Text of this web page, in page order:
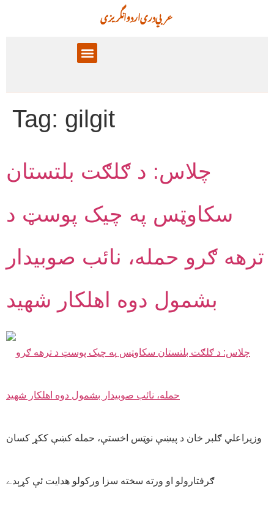
انگریزیاردودریعربي
Tag: gilgit
چلاس: د ګلګت بلتستان
سکاوټس په چيک پوسټ د
ترهه ګرو حمله، نائب صوبيدار
بشمول دوه اهلکار شهيد
وزيراعلي ګلبر خان د پيښې نوټس اخستې، حمله کښې ککړ کسان
ګرفتارولو او ورته سخته سزا ورکولو هدايت ئې کړېدے